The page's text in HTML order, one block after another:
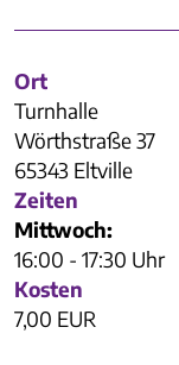
Ort
Turnhalle
Wörthstraße 37
65343 Eltville
Zeiten
Mittwoch:
16:00 - 17:30 Uhr
Kosten
7,00 EUR